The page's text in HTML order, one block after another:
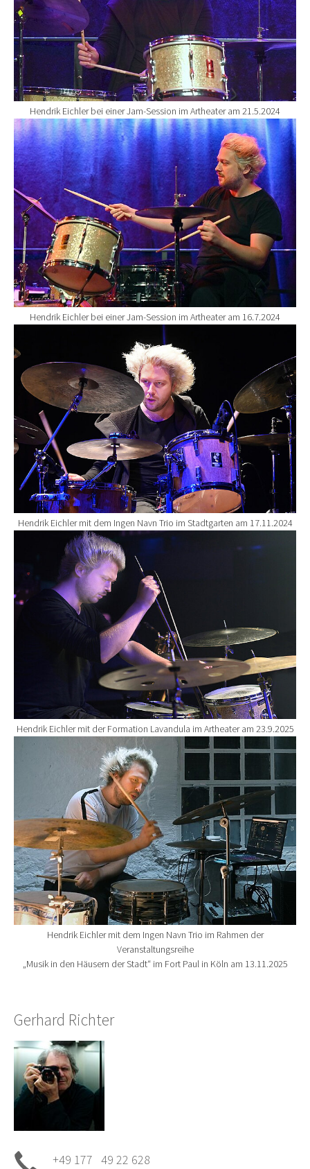
Hendrik Eichler bei einer Jam-Session im Artheater am 21.5.2024
Show larger version for:
Hendrik Eichler bei einer Jam-Session im Artheater am 16.7.2024
Hendrik Eichler mit dem Ingen Navn Trio im Stadtgarten am 17.11.2024
Show larger version for:
Hendrik Eichler mit der Formation Lavandula im Artheater am 23.9.2025
Show larger version for:
Hendrik Eichler mit dem Ingen Navn Trio im Rahmen der
Veranstaltungsreihe
„Musik in den Häusern der Stadt“ im Fort Paul in Köln am 13.11.2025
Gerhard Richter
+49 177 49 22 628